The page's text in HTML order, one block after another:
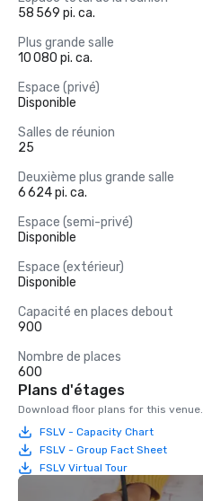
58 569 pi. ca.
Plus grande salle
10 080 pi. ca.
Espace (privé)
Disponible
Salles de réunion
25
Deuxième plus grande salle
6 624 pi. ca.
Espace (semi-privé)
Disponible
Espace (extérieur)
Disponible
Capacité en places debout
900
Nombre de places
600
Plans d'étages
Download floor plans for this venue.
FSLV - Capacity Chart
FSLV - Group Fact Sheet
FSLV Virtual Tour